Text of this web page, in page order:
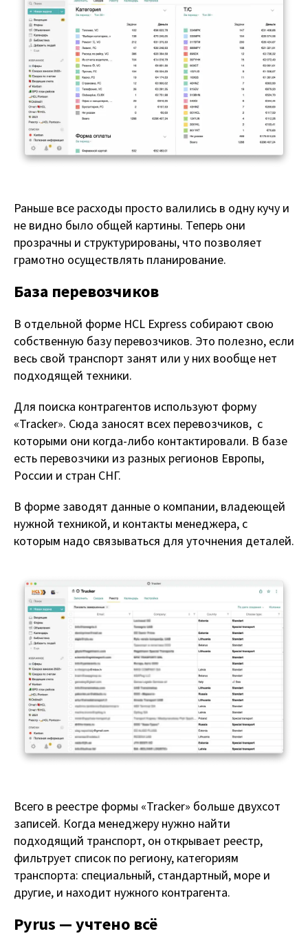
Раньше все расходы просто валились в одну кучу и
не видно было общей картины. Теперь они
прозрачны и структурированы, что позволяет
грамотно осуществлять планирование.
База перевозчиков
В отдельной форме HCL Express собирают свою
собственную базу перевозчиков. Это полезно, если
весь свой транспорт занят или у них вообще нет
подходящей техники.
Для поиска контрагентов используют форму
«Tracker». Сюда заносят всех перевозчиков, с
которыми они когда-либо контактировали. В базе
есть перевозчики из разных регионов Европы,
России и стран СНГ.
В форме заводят данные о компании, владеющей
нужной техникой, и контакты менеджера, с
которым надо связываться для уточнения деталей.
Всего в реестре формы «Tracker» больше двухсот
записей. Когда менеджеру нужно найти
подходящий транспорт, он открывает реестр,
фильтрует список по региону, категориям
транспорта: специальный, стандартный, море и
другие, и находит нужного контрагента.
Pyrus — учтено всё